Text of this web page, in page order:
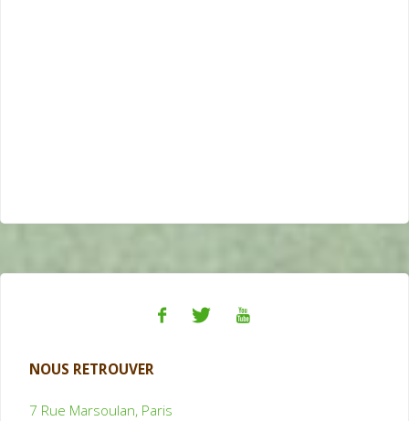
NOUS RETROUVER
7 Rue Marsoulan, Paris